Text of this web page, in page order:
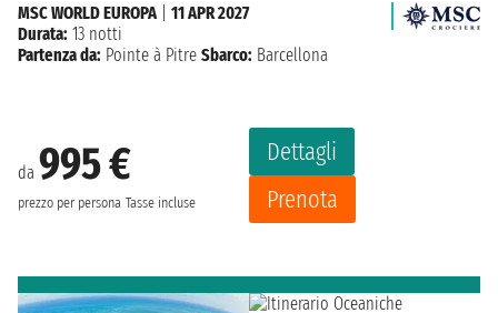
da 995 €
prezzo per persona Tasse incluse
Dettagli
Prenota
MSC WORLD EUROPA
11 APR 2027
Durata: 13 notti
Partenza da: Pointe à Pitre Sbarco: Barcellona